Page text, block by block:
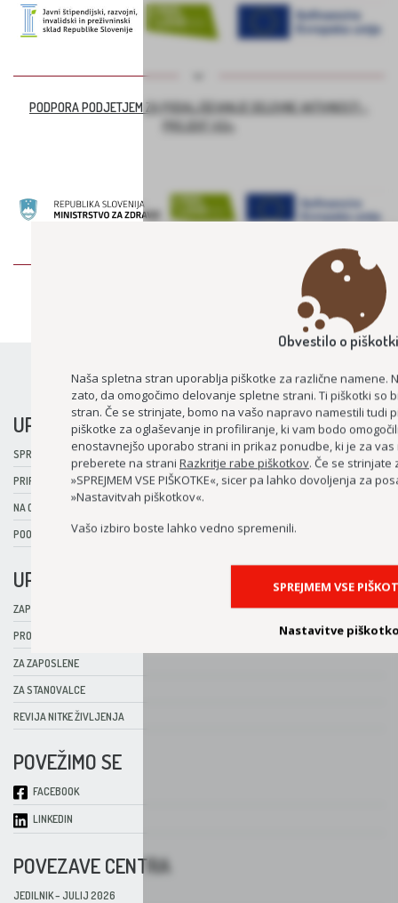
PODPORA PODJETJEM ZA PODALJŠEVANJE DELOVNE AKTIVNOSTI –
PROJEKT ASI+
UPORABNE INFORMACIJE
SPREJEM V CENTER
PRIPRAVA STAROSTNIKA NA SPREJEMANJE POMOČI DRUGIH
NA OBISKU V CENTRU
POOBLAŠČENEC ZA VARNOST PACIENTOV
UPORABNE POVEZAVE
ZAPOSLITEV
PROSTOVOLJSTVO
ZA ZAPOSLENE
ZA STANOVALCE
REVIJA NITKE ŽIVLJENJA
POVEŽIMO SE
FACEBOOK
LINKEDIN
POVEZAVE CENTRA
JEDILNIK – JULIJ 2026
Obvestilo o
Naša spletna stran uporablja piškotke za različne namene.
zato, da omogočimo delovanje spletne strani. Ti piškotki so
stran. Če se strinjate, bomo na vašo napravo namestili tudi
piškotke za oglaševanje in profiliranje, ki vam bodo
enostavnejšo uporabo strani in prikaz ponudbe, ki je za
preberete na strani Razkritje rabe piškotkov. Če se
»SPREJMEM VSE PIŠKOTKE«, sicer pa lahko dovoljenja za
»Nastavitvah piškotkov«.
Vašo izbiro boste lahko vedno spremenili.
SPREJMEM VSE
Nastavitve